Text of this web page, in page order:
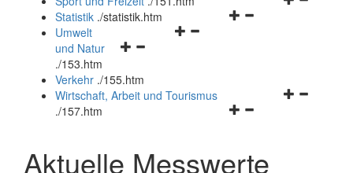
Navigationsmenü
Navigationsmenü
Statistik ./statistik.htm
Navigationsmenü
und
schließen
Umwelt
und Natur
./153.htm
Verkehr ./155.htm
Navigationsmenü
schließen
Wirtschaft, Arbeit und Tourismus
./157.htm
Aktuelle Messwerte